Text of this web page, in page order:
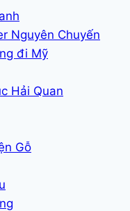
Nguyên Chuyến
đi Mỹ
Hải Quan
Gỗ